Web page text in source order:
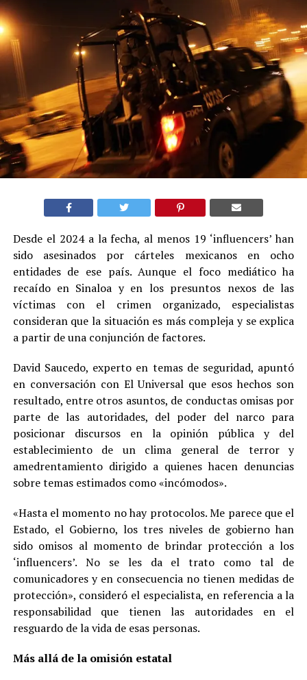
Desde el 2024 a la fecha, al menos 19 ‘influencers’ han
sido asesinados por cárteles mexicanos en ocho
entidades de ese país. Aunque el foco mediático ha
recaído en Sinaloa y en los presuntos nexos de las
víctimas con el crimen organizado, especialistas
consideran que la situación es más compleja y se explica
a partir de una conjunción de factores.
David Saucedo, experto en temas de seguridad, apuntó
en conversación con El Universal que esos hechos son
resultado, entre otros asuntos, de conductas omisas por
parte de las autoridades, del poder del narco para
posicionar discursos en la opinión pública y del
establecimiento de un clima general de terror y
amedrentamiento dirigido a quienes hacen denuncias
sobre temas estimados como «incómodos».
«Hasta el momento no hay protocolos. Me parece que el
Estado, el Gobierno, los tres niveles de gobierno han
sido omisos al momento de brindar protección a los
‘influencers’. No se les da el trato como tal de
comunicadores y en consecuencia no tienen medidas de
protección», consideró el especialista, en referencia a la
responsabilidad que tienen las autoridades en el
resguardo de la vida de esas personas.
Más allá de la omisión estatal